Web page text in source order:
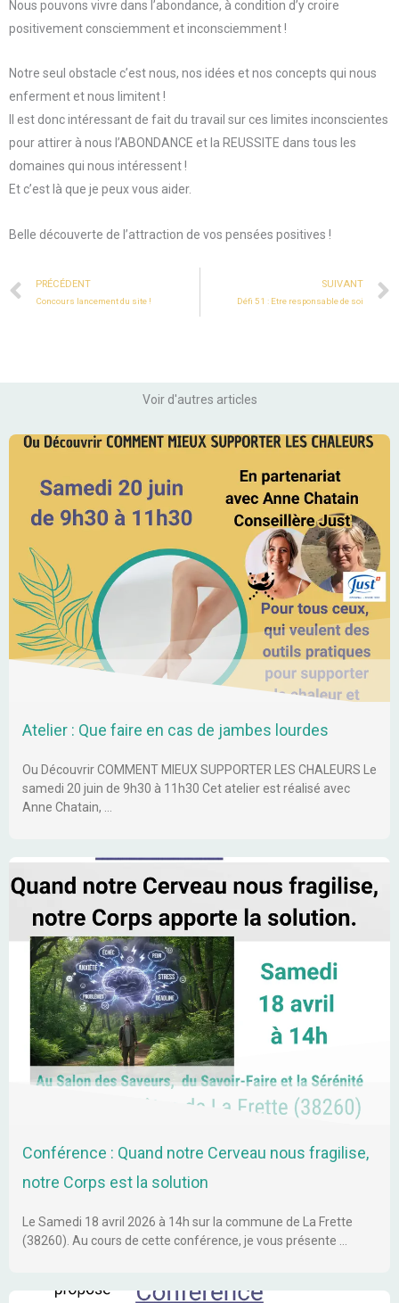
Nous pouvons vivre dans l’abondance, à condition d’y croire
positivement consciemment et inconsciemment !
Notre seul obstacle c’est nous, nos idées et nos concepts qui nous
enferment et nous limitent !
Il est donc intéressant de fait du travail sur ces limites inconscientes
pour attirer à nous l’ABONDANCE et la REUSSITE dans tous les
domaines qui nous intéressent !
Et c’est là que je peux vous aider.
Belle découverte de l’attraction de vos pensées positives !
Prev
PRÉCÉDENT
Concours lancement du site !
SUIVANT
Défi 51 : Etre responsable de soi
Voir d'autres articles
Atelier : Que faire en cas de jambes lourdes
Ou Découvrir COMMENT MIEUX SUPPORTER LES CHALEURS Le
samedi 20 juin de 9h30 à 11h30 Cet atelier est réalisé avec
Anne Chatain, …
Conférence : Quand notre Cerveau nous fragilise,
notre Corps est la solution
Le Samedi 18 avril 2026 à 14h sur la commune de La Frette
(38260). Au cours de cette conférence, je vous présente …